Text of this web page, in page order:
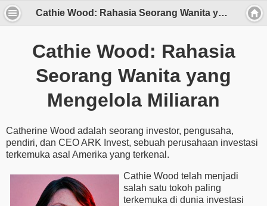
Cathie Wood: Rahasia Seorang Wanita yang Mengelola Miliaran
Cathie Wood: Rahasia
Seorang Wanita yang
Mengelola Miliaran
Catherine Wood adalah seorang investor, pengusaha,
pendiri, dan CEO ARK Invest, sebuah perusahaan investasi
terkemuka asal Amerika yang terkenal.
Cathie Wood telah menjadi
salah satu tokoh paling
terkemuka di dunia investasi